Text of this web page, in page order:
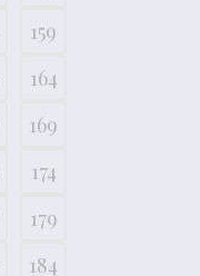
159
164
169
174
179
184